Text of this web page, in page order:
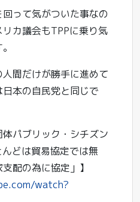
って気がついた事なの
カ議会もTPPに乗り気
間だけが勝手に進めて
本の自民党と同じで
体パブリック・シチズン
んどは貿易協定では無
配の為に協定」】
watch?